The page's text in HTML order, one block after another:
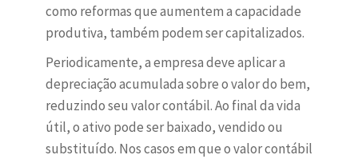
como reformas que aumentem a capacidade
produtiva, também podem ser capitalizados.
Periodicamente, a empresa deve aplicar a
depreciação acumulada sobre o valor do bem,
reduzindo seu valor contábil. Ao final da vida
útil, o ativo pode ser baixado, vendido ou
substituído. Nos casos em que o valor contábil